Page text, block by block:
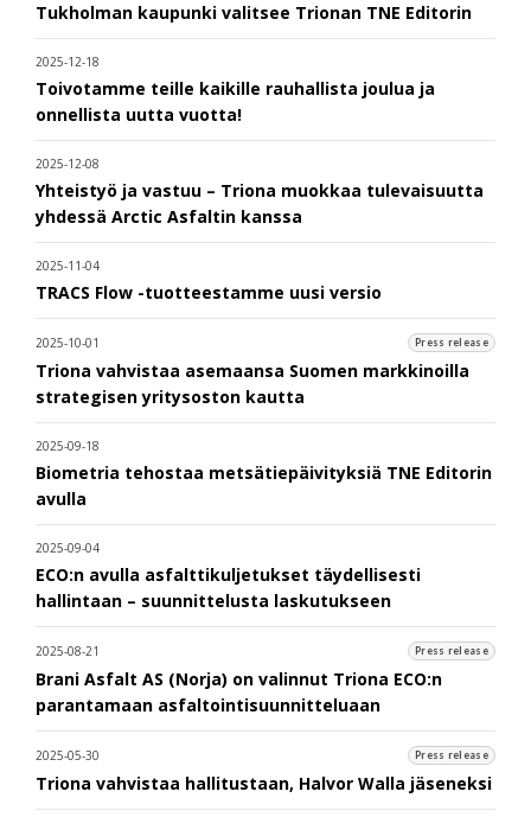
Tukholman kaupunki valitsee Trionan TNE Editorin
2025-12-18
Toivotamme teille kaikille rauhallista joulua ja
onnellista uutta vuotta!
2025-12-08
Yhteistyö ja vastuu – Triona muokkaa tulevaisuutta
yhdessä Arctic Asfaltin kanssa
2025-11-04
TRACS Flow -tuotteestamme uusi versio
2025-10-01 Press release
Triona vahvistaa asemaansa Suomen markkinoilla
strategisen yritysoston kautta
2025-09-18
Biometria tehostaa metsätiepäivityksiä TNE Editorin
avulla
2025-09-04
ECO:n avulla asfalttikuljetukset täydellisesti
hallintaan – suunnittelusta laskutukseen
2025-08-21 Press release
Brani Asfalt AS (Norja) on valinnut Triona ECO:n
parantamaan asfaltointisuunnitteluaan
2025-05-30 Press release
Triona vahvistaa hallitustaan, Halvor Walla jäseneksi